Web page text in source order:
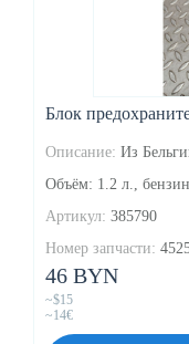
Блок
Описание: Из
Объём: 1.2 л., бензин,
Артикул: 385790
Номер запчасти:
46 BYN
~$15
~14€